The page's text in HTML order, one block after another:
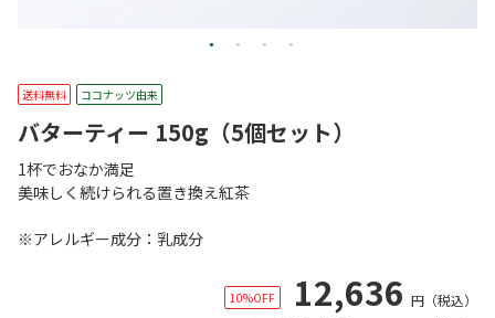
送料無料 ココナッツ由来
バターティー 150g（5個セット）
1杯でおなか満足
美味しく続けられる置き換え紅茶
※アレルギー成分：乳成分
10%OFF 12,636 円 （税込）